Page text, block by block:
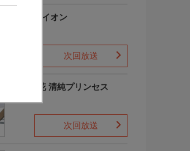
3月のライオン
次回放送
吉田優花 清純プリンセス
次回放送